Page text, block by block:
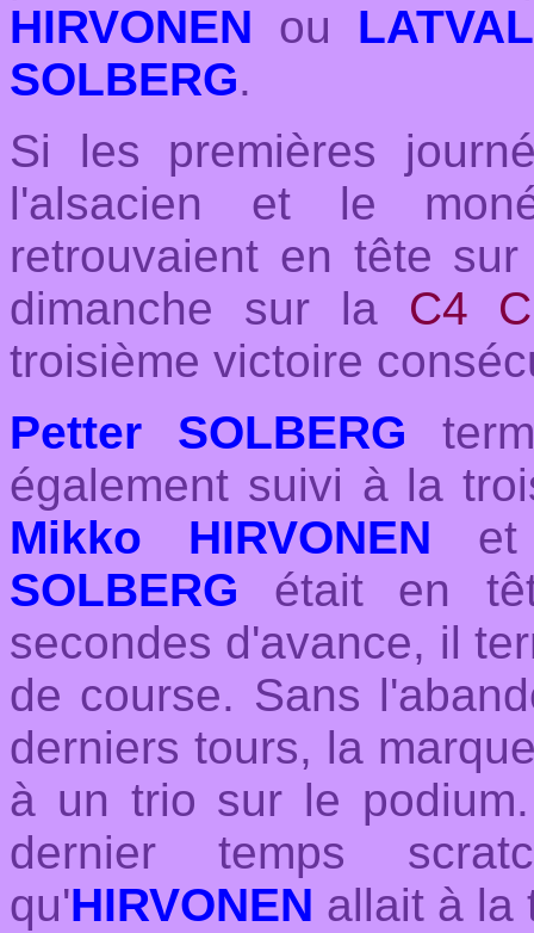
HIRVONEN ou
SOLBERG.
Si les premières
l'alsacien et le
retrouvaient en tête
dimanche sur la C4
troisième victoire
Petter SOLBERG
également suivi à la
Mikko HIRVONEN
SOLBERG était en
secondes d'avance, il
de course. Sans
derniers tours, la
à un trio sur le
dernier temps
qu'HIRVONEN allait à la